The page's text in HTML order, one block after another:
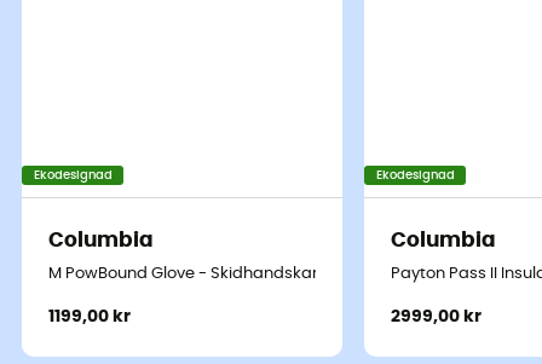
Ekodesignad
Columbia
M PowBound Glove - Skidhandskar - Herr
1199,00 kr
Ekodesignad
Columbia
Payton Pass II
2999,00 kr